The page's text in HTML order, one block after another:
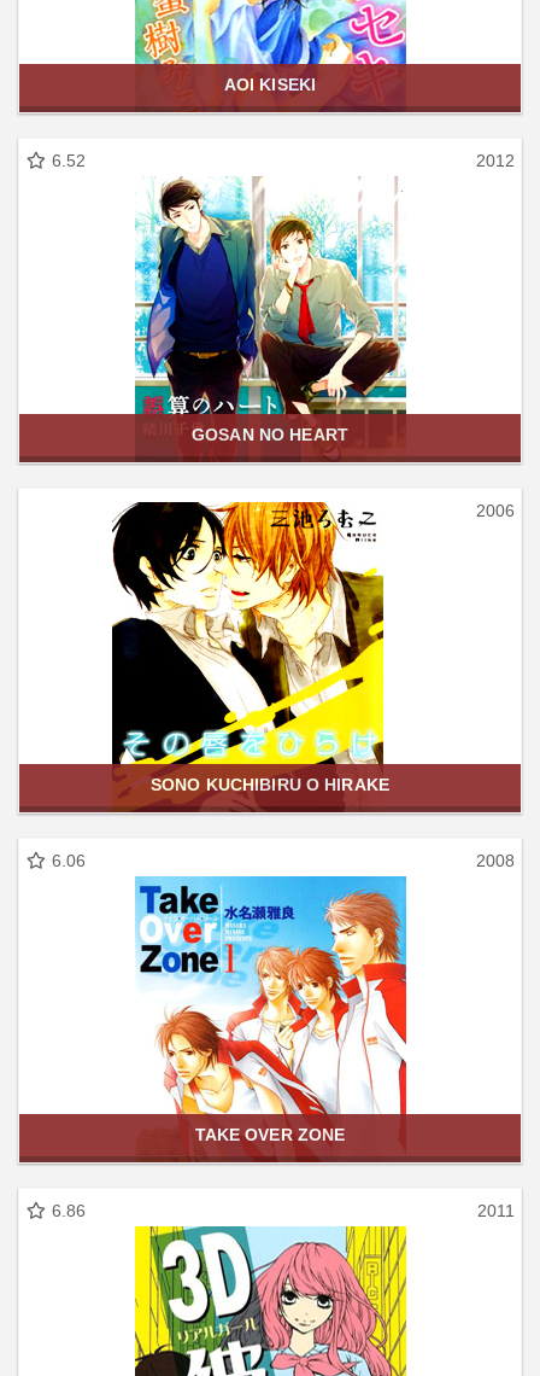
AOI KISEKI
6.52 2012
GOSAN NO HEART
2006
SONO KUCHIBIRU O HIRAKE
6.06 2008
TAKE OVER ZONE
6.86 2011